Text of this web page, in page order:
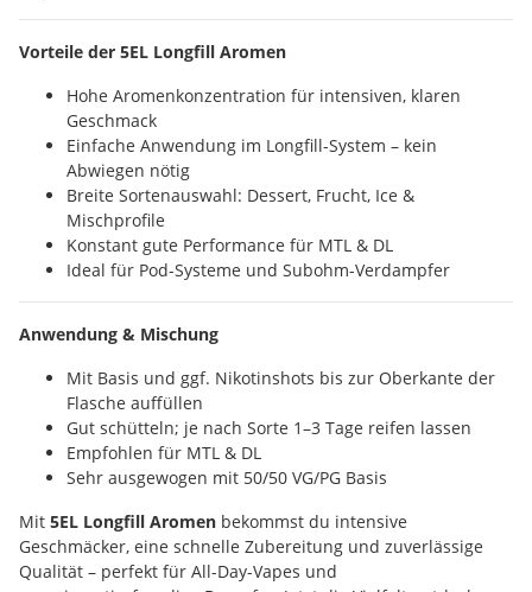
Vorteile der 5EL Longfill Aromen
Hohe Aromenkonzentration für intensiven, klaren
Geschmack
Einfache Anwendung im Longfill-System – kein
Abwiegen nötig
Breite Sortenauswahl: Dessert, Frucht, Ice &
Mischprofile
Konstant gute Performance für MTL & DL
Ideal für Pod-Systeme und Subohm-Verdampfer
Anwendung & Mischung
Mit Basis und ggf. Nikotinshots bis zur Oberkante der
Flasche auffüllen
Gut schütteln; je nach Sorte 1–3 Tage reifen lassen
Empfohlen für MTL & DL
Sehr ausgewogen mit 50/50 VG/PG Basis
Mit 5EL Longfill Aromen bekommst du intensive
Geschmäcker, eine schnelle Zubereitung und zuverlässige
Qualität – perfekt für All-Day-Vapes und